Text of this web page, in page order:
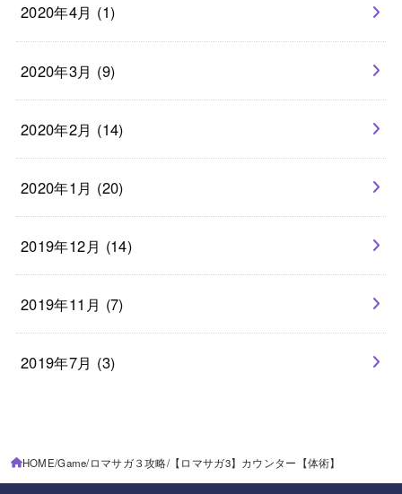
2020年4月 (1)
2020年3月 (9)
2020年2月 (14)
2020年1月 (20)
2019年12月 (14)
2019年11月 (7)
2019年7月 (3)
HOME Game ロマサガ３攻略 【ロマサガ3】カウンター【体術】